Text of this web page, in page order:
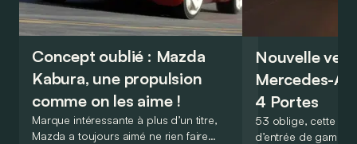
Concept oublié : Mazda
Kabura, une propulsion
comme on les aime !
Marque intéressante à plus d’un titre,
Mazda a toujours aimé ne rien faire
Nouvelle
Mercedes-
4 Portes
53 oblige, cette
d’entrée de